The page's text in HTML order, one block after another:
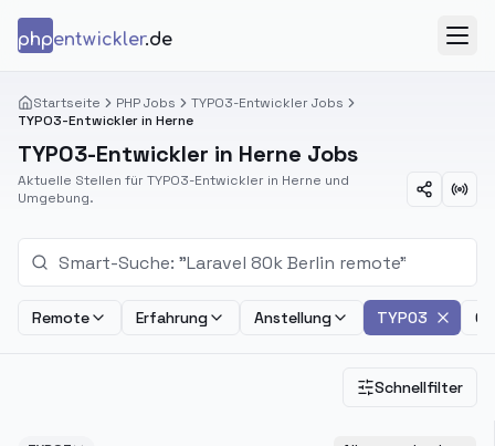
phpentwickler.de
Startseite PHP Jobs
TYPO3-Entwickler Jobs
TYPO3-Entwickler in Herne
TYPO3-Entwickler in Herne Jobs
Aktuelle Stellen für TYPO3-Entwickler in Herne und
Umgebung.
Remote Erfahrung Anstellung TYPO3
Schnellfilter